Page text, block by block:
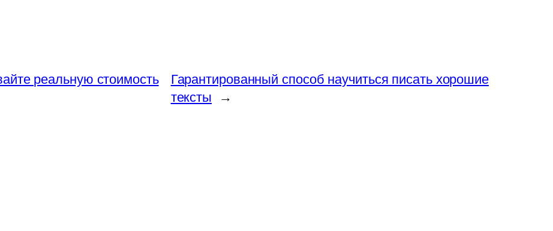
реальную стоимость
Гарантированный способ научиться писать хорошие
тексты
→